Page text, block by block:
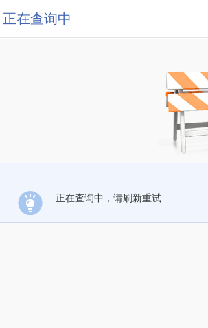
正在查询中
正在查询中，请刷新重试